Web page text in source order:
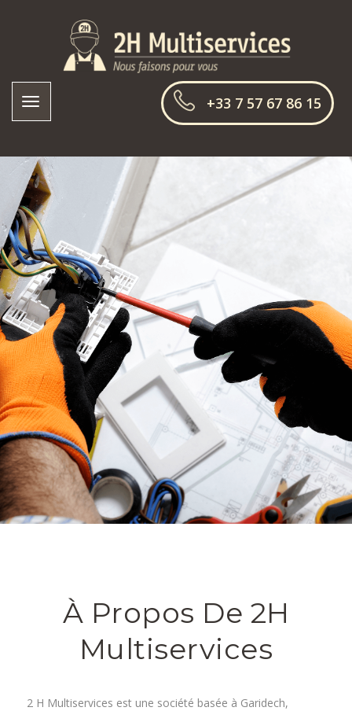
+33 7 57 67 86 15
À Propos De 2H
Multiservices
2 H Multiservices est une société basée à Garidech,